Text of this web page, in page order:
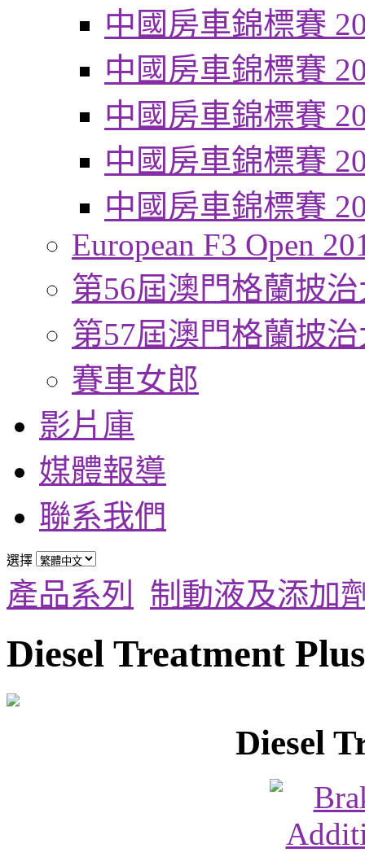
中國房車錦標賽
中國房車錦標賽
中國房車錦標賽
中國房車錦標賽
中國房車錦標賽
European F3 Open
第56屆澳門格蘭披
第57屆澳門格蘭披
賽車女郎
影片庫
媒體報導
聯系我們
選擇
產品系列 制動液及添加
Diesel Treatment Plus
Diesel